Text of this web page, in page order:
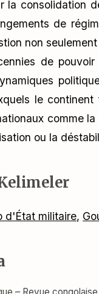
la consolidation
de
non
de
le
comme
ou la
d'État militaire,